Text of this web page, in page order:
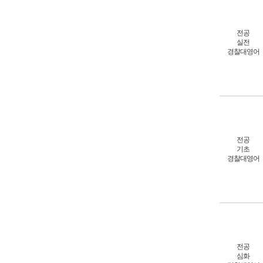
전공
실전
경찰대영어
전공
기초
경찰대영어
전공
심화